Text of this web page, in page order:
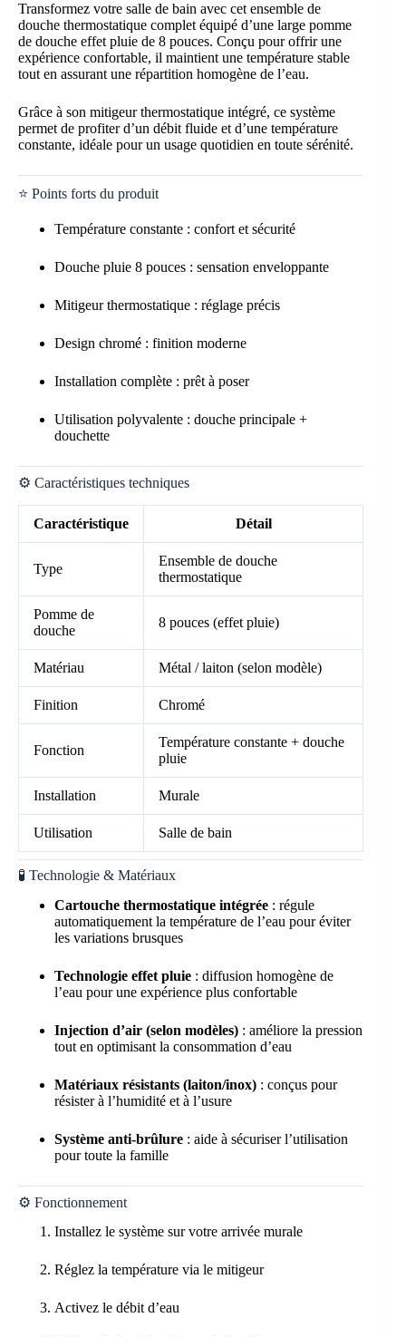
Transformez votre salle de bain avec cet ensemble de
douche thermostatique complet équipé d’une large pomme
de douche effet pluie de 8 pouces. Conçu pour offrir une
expérience confortable, il maintient une température stable
tout en assurant une répartition homogène de l’eau.
Grâce à son mitigeur thermostatique intégré, ce système
permet de profiter d’un débit fluide et d’une température
constante, idéale pour un usage quotidien en toute sérénité.
⭐ Points forts du produit
Température constante : confort et sécurité
Douche pluie 8 pouces : sensation enveloppante
Mitigeur thermostatique : réglage précis
Design chromé : finition moderne
Installation complète : prêt à poser
Utilisation polyvalente : douche principale +
douchette
⚙️ Caractéristiques techniques
Caractéristique Détail
Type
Ensemble de douche
thermostatique
Pomme de
douche
8 pouces (effet pluie)
Matériau Métal / laiton (selon modèle)
Finition Chromé
Fonction
Température constante + douche
pluie
Installation Murale
Utilisation Salle de bain
🧪 Technologie & Matériaux
Cartouche thermostatique intégrée : régule
automatiquement la température de l’eau pour éviter
les variations brusques
Technologie effet pluie : diffusion homogène de
l’eau pour une expérience plus confortable
Injection d’air (selon modèles) : améliore la pression
tout en optimisant la consommation d’eau
Matériaux résistants (laiton/inox) : conçus pour
résister à l’humidité et à l’usure
Système anti-brûlure : aide à sécuriser l’utilisation
pour toute la famille
⚙️ Fonctionnement
Installez le système sur votre arrivée murale
Réglez la température via le mitigeur
Activez le débit d’eau